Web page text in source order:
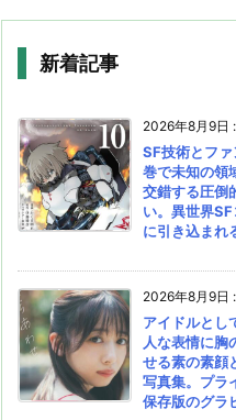
新着記事
2026年8月9日 :
SF技術とフ
巻で未知の領
交錯する圧倒
い。異世界
に引き込まれ
2026年8月9日 :
アイドルとし
人な表情に胸
せる素の素顔
写真集。プラ
保存版のグラ